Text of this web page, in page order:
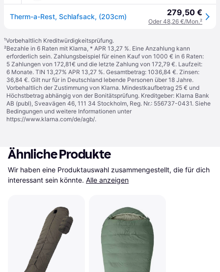
Therm-a-Rest, Schlafsack, (203cm) 279,50 €
Oder 48,26 €/Mon.²
¹Vorbehaltlich Kreditwürdigkeitsprüfung.
²Bezahle in 6 Raten mit Klarna, * APR 13,27 %. Eine Anzahlung kann
erforderlich sein. Zahlungsbeispiel für einen Kauf von 1000 € in 6 Raten:
5 Zahlungen von 172,81€ und die letzte Zahlung von 172,79 €. Laufzeit:
6 Monate. TIN 13,27% APR 13,27 %. Gesamtbetrag: 1036,84 €. Zinsen:
36,84 €. Gilt nur für in Deutschland lebende Personen über 18 Jahre.
Vorbehaltlich der Zustimmung von Klarna. Mindestkaufbetrag 25 € und
Höchstbetrag abhängig von der Bonitätsprüfung. Kreditgeber: Klarna Bank
AB (publ), Sveavägen 46, 111 34 Stockholm, Reg. Nr.: 556737-0431. Siehe
Bedingungen und weitere Informationen unter
https://www.klarna.com/de/agb/.
Ähnliche Produkte
Wir haben eine Produktauswahl zusammengestellt, die für dich
interessant sein könnte. Alle anzeigen